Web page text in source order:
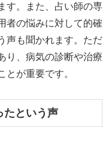
す。また、占い師の専
者の悩みに対して的確
声も聞かれます。ただ
り、病気の診断や治療
とが重要です。
たという声